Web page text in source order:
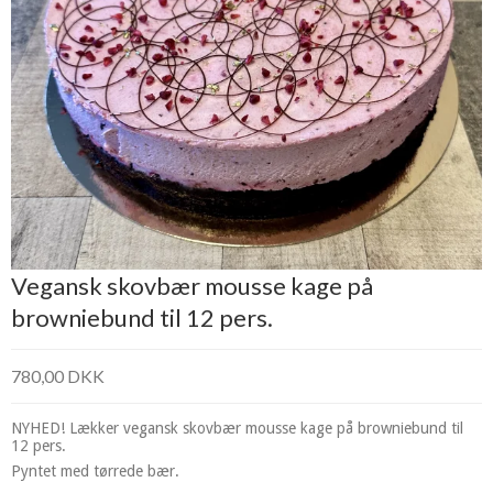
Vegansk skovbær mousse kage på
browniebund til 12 pers.
780,00 DKK
NYHED! Lækker vegansk skovbær mousse kage på browniebund til
12 pers.
Pyntet med tørrede bær.